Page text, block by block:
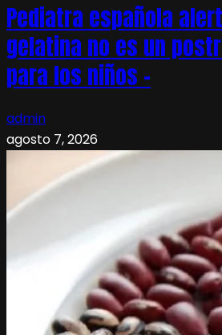
Pediatra española
gelatina no es un
para los niños –
admin
agosto 7, 2026